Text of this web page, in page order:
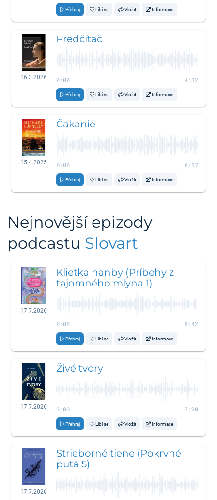
Přehraj Líbí se Vložit Informace
16.3.2026
Predčítač
0:00 4:32
Přehraj Líbí se Vložit Informace
15.4.2025
Čakanie
0:00 6:17
Přehraj Líbí se Vložit Informace
Nejnovější epizody
podcastu Slovart
17.7.2026
Klietka hanby (Príbehy z
tajomného mlyna 1)
0:00 9:42
Přehraj Líbí se Vložit Informace
17.7.2026
Živé tvory
0:00 7:20
Přehraj Líbí se Vložit Informace
17.7.2026
Strieborné tiene (Pokrvné
putá 5)